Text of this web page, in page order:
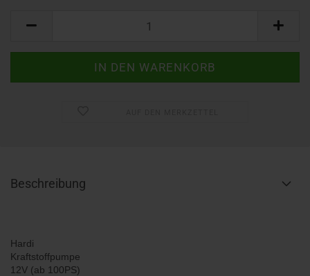
Beschreibung
Hardi
Kraftstoffpumpe
12V (ab 100PS)